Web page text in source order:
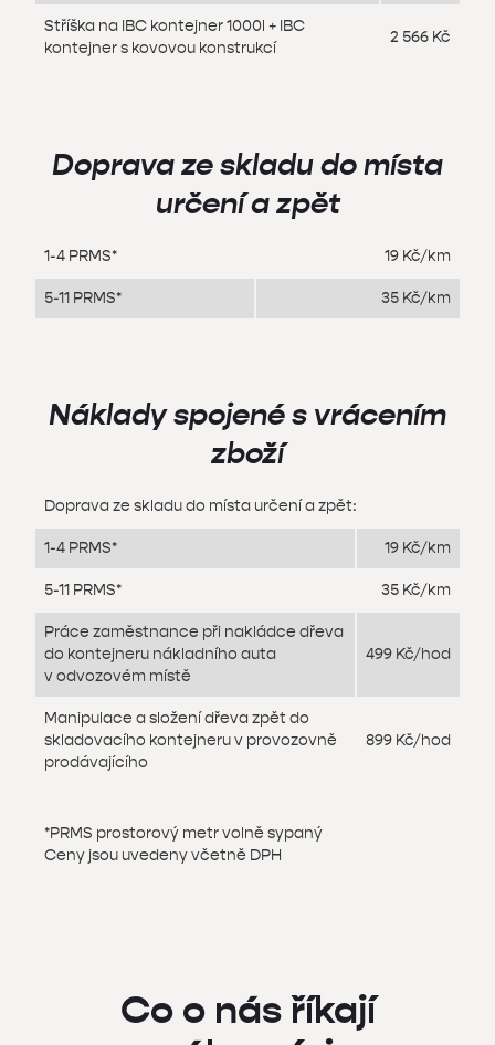
Stříška na IBC kontejner 1000l + IBC
kontejner s kovovou konstrukcí
2 566 Kč
Doprava ze skladu do místa
určení a zpět
1-4 PRMS* 19 Kč/km
5-11 PRMS* 35 Kč/km
Náklady spojené s vrácením
zboží
Doprava ze skladu do místa určení a zpět:
1-4 PRMS* 19 Kč/km
5-11 PRMS* 35 Kč/km
Práce zaměstnance při nakládce dřeva
do kontejneru nákladního auta
v odvozovém místě
499 Kč/hod
Manipulace a složení dřeva zpět do
skladovacího kontejneru v provozovně
prodávajícího
899 Kč/hod
*PRMS prostorový metr volně sypaný
Ceny jsou uvedeny včetně DPH
Co o nás říkají